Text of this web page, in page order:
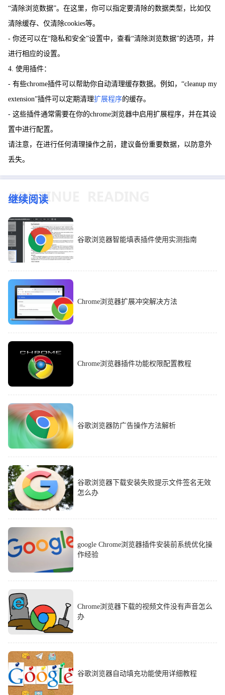
“清除浏览数据”。在这里，你可以指定要清除的数据类型，比如仅
清除缓存、仅清除cookies等。
- 你还可以在“隐私和安全”设置中，查看“清除浏览数据”的选项，并
进行相应的设置。
4. 使用插件：
- 有些chrome插件可以帮助你自动清理缓存数据。例如，“cleanup my
extension”插件可以定期清理扩展程序的缓存。
- 这些插件通常需要在你的chrome浏览器中启用扩展程序，并在其设
置中进行配置。
请注意，在进行任何清理操作之前，建议备份重要数据，以防意外
丢失。
继续阅读
谷歌浏览器智能填表插件使用实测指南
Chrome浏览器扩展冲突解决方法
Chrome浏览器插件功能权限配置教程
谷歌浏览器防广告操作方法解析
谷歌浏览器下载安装失败提示文件签名无效
怎么办
google Chrome浏览器插件安装前系统优化操
作经验
Chrome浏览器下载的视频文件没有声音怎么
办
谷歌浏览器自动填充功能使用详细教程